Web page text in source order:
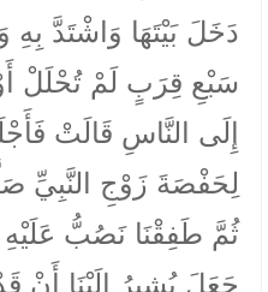
دَخَلَ بَيْتَهَا وَاشْتَدَّ
سَبْعِ قِرَبٍ لَمْ تُحْلَلْ
إِلَى النَّاسِ قَالَتْ
لِحَفْصَةَ زَوْجِ النَّبِيِّ
ثُمَّ طَفِقْنَا نَصُبُّ
جَعَلَ يُشِيرُ إِلَيْنَا أَنْ